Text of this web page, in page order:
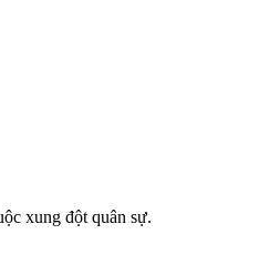
xung đột quân sự.